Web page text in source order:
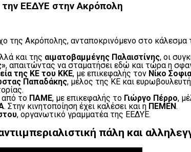
την ΕΕΔΥΕ στην Ακρόπολη
της Ακρόπολης, ανταποκρινόμενο στο κάλεσμα
και της αιματοβαμμένης Παλαιστίνης, οι
, απαιτώντας να σταματήσει εδώ και τώρα η
της ΚΕ του ΚΚΕ, με επικεφαλής τον Νίκο
Παπαδάκης, μέλος της ΚΕ και
από το ΠΑΜΕ, με επικεφαλής το Γιώργο Πέρρο,
. Στην κινητοποίηση έχει καλέσει και η ΠΕΜΕΝ.
, οργανωτικό γραμματέα της ΕΕΔΥΕ.
πάλη και